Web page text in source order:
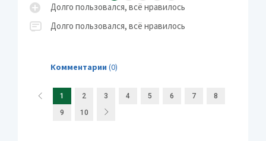
Долго пользовался, всё нравилось
Долго пользовался, всё нравилось
Комментарии (0)
1 2 3 4 5 6 7
8
9
10